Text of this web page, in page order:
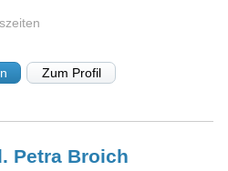
Zum Profil
Petra Broich